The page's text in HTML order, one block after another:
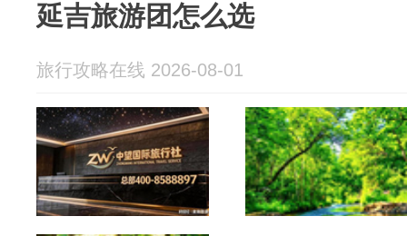
延吉旅游团怎么选
旅行攻略在线 2026-08-01